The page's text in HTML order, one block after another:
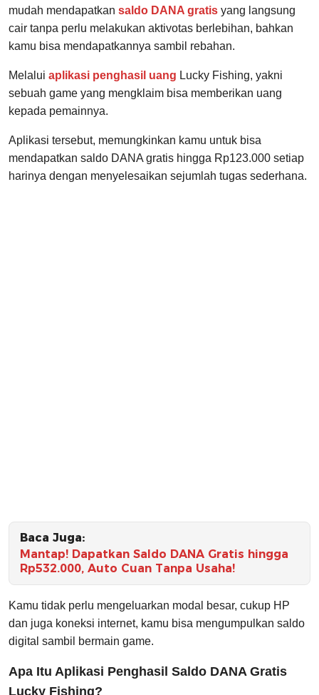
mudah mendapatkan saldo DANA gratis yang langsung
cair tanpa perlu melakukan aktivotas berlebihan, bahkan
kamu bisa mendapatkannya sambil rebahan.
Melalui aplikasi penghasil uang Lucky Fishing, yakni
sebuah game yang mengklaim bisa memberikan uang
kepada pemainnya.
Aplikasi tersebut, memungkinkan kamu untuk bisa
mendapatkan saldo DANA gratis hingga Rp123.000 setiap
harinya dengan menyelesaikan sejumlah tugas sederhana.
Baca Juga:
Mantap! Dapatkan Saldo DANA Gratis hingga
Rp532.000, Auto Cuan Tanpa Usaha!
Kamu tidak perlu mengeluarkan modal besar, cukup HP
dan juga koneksi internet, kamu bisa mengumpulkan saldo
digital sambil bermain game.
Apa Itu Aplikasi Penghasil Saldo DANA Gratis
Lucky Fishing?